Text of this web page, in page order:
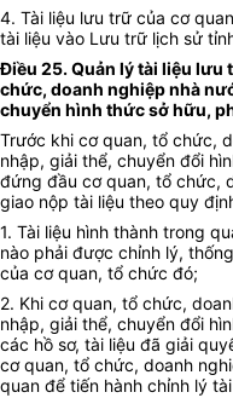
4. Tài liệu lưu trữ của cơ
tài liệu vào Lưu trữ lịch sử
Điều 25. Quản lý tài liệu
chức, doanh nghiệp nhà
chuyển hình thức sở hữu,
Trước khi cơ quan, tổ chức,
nhập, giải thể, chuyển đổi
đứng đầu cơ quan, tổ chức,
giao nộp tài liệu theo quy
1. Tài liệu hình thành trong
nào phải được chỉnh lý,
của cơ quan, tổ chức đó;
2. Khi cơ quan, tổ chức,
nhập, giải thể, chuyển đổi
các hồ sơ, tài liệu đã giải
cơ quan, tổ chức, doanh
quan để tiến hành chỉnh lý